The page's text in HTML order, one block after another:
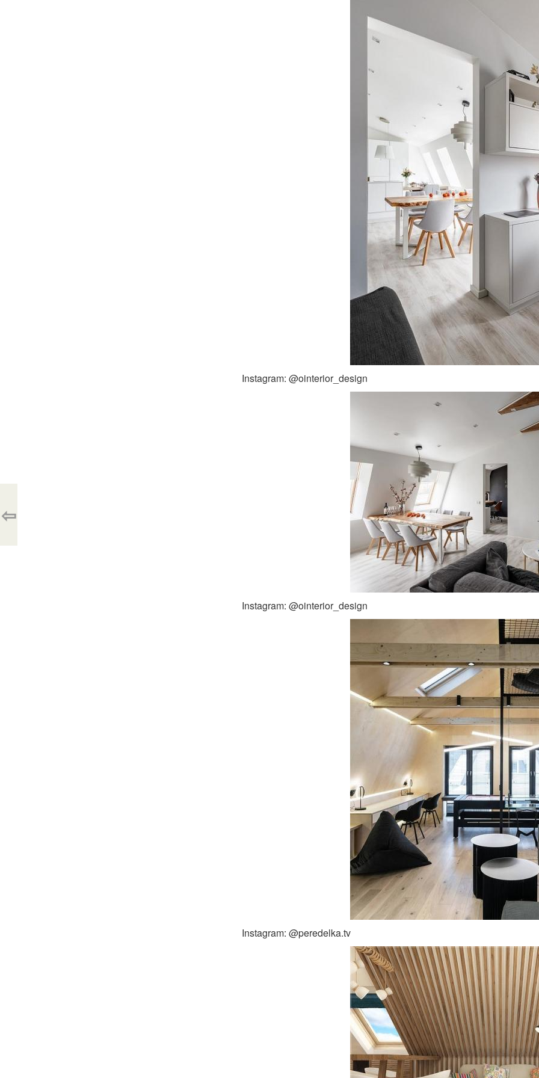
Instagram: @ointerior_design
Instagram: @ointerior_design
Instagram: @peredelka.tv
⇦